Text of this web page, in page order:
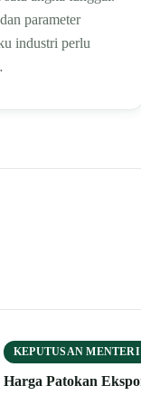
parameter
industri perlu
KEPUTUSAN MENTERI
Harga Patokan